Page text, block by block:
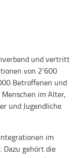
und vertritt
von 2‘600
Betroffenen und
im Alter,
und Jugendliche
im
Dazu gehört die